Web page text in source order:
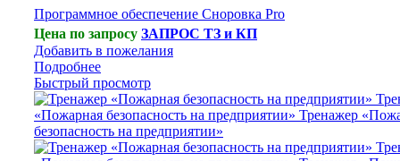
Программное обеспечение Сноровка Pro
Цена по запросуЗАПРОС ТЗ и КП
Добавить в пожелания
Подробнее
Быстрый просмотр